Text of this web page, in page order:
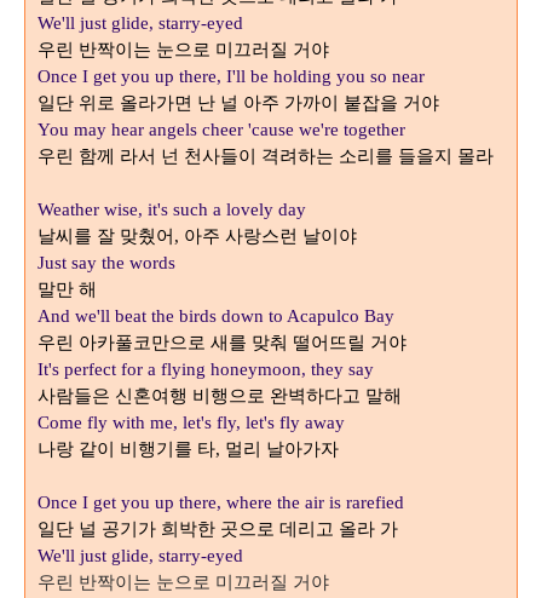
We'll just glide, starry-eyed
우린 반짝이는 눈으로 미끄러질 거야
Once I get you up there, I'll be holding you so near
일단 위로 올라가면 난 널 아주 가까이 붙잡을 거야
You may hear angels cheer 'cause we're together
우린 함께 라서 넌 천사들이 격려하는 소리를 들을지 몰라
Weather wise, it's such a lovely day
날씨를 잘 맞췄어, 아주 사랑스런 날이야
Just say the words
말만 해
And we'll beat the birds down to Acapulco Bay
우린 아카풀코만으로 새를 맞춰 떨어뜨릴 거야
It's perfect for a flying honeymoon, they say
사람들은 신혼여행 비행으로 완벽하다고 말해
Come fly with me, let's fly, let's fly away
나랑 같이 비행기를 타, 멀리 날아가자
Once I get you up there, where the air is rarefied
일단 널 공기가 희박한 곳으로 데리고 올라 가
We'll just glide, starry-eyed
우린 반짝이는 눈으로 미끄러질 거야